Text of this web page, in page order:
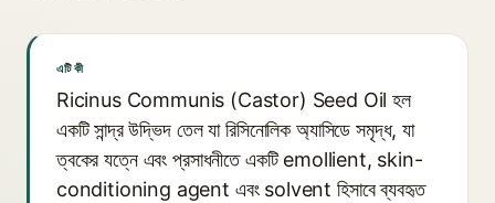
এটি কী
Ricinus Communis (Castor) Seed Oil হল
একটি সান্দ্র উদ্ভিদ তেল যা রিসিনোলিক অ্যাসিডে সমৃদ্ধ, যা
ত্বকের যত্নে এবং প্রসাধনীতে একটি emollient, skin-
conditioning agent এবং solvent হিসাবে ব্যবহৃত